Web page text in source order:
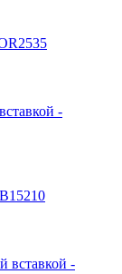
-
вставкой -